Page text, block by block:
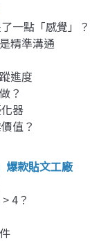
一點「感覺」？
精準溝通
進度
？
器
值？
爆款貼文工廠
4？